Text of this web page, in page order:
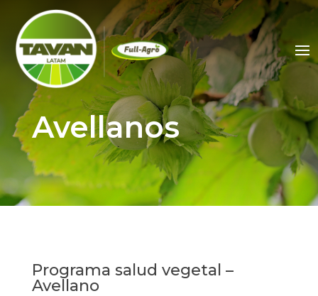
Avellanos
Programa salud vegetal –
Avellano